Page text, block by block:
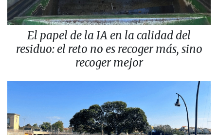
El papel de la IA en la calidad del
residuo: el reto no es recoger más, sino
recoger mejor